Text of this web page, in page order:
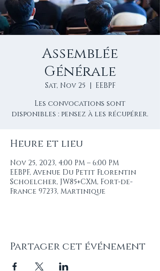
Assemblée
Générale
Sat, Nov 25
  |
EEBPF
Les convocations sont
Heure et lieu
Nov 25, 2023, 4:00 PM – 6:00 PM
EEBPF, Avenue Du Petit Florentin
Schoelcher, JW85+CXM, Fort-de-
France 97233, Martinique
Partager cet événement